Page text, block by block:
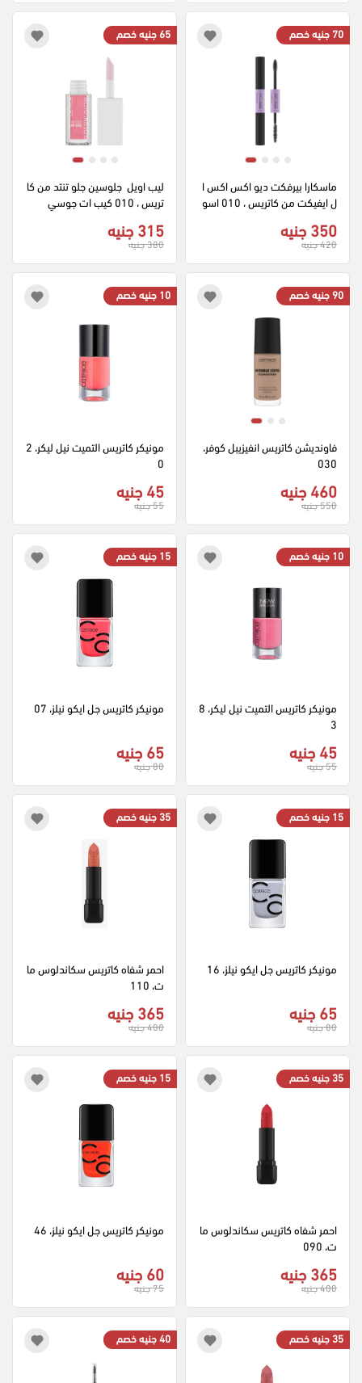
70 جنيه خصم
ماسكارا بيرفكت ديو اكس اكس ا
ل ايفيكت من كاتريس ، 010 اسو
350 جنيه
420 جنيه
65 جنيه خصم
ليب اويل  جلوسين جلو تنتد من كا
تريس ، 010 كيب ات جوسي
315 جنيه
380 جنيه
90 جنيه خصم
030
460 جنيه
550 جنيه
10 جنيه خصم
مونيكر كاتريس التميت نيل ليكر، 2
0
45 جنيه
55 جنيه
10 جنيه خصم
مونيكر كاتريس التميت نيل ليكر، 8
3
45 جنيه
55 جنيه
15 جنيه خصم
مونيكر كاتريس جل ايكو نيلز، 07
65 جنيه
80 جنيه
15 جنيه خصم
مونيكر كاتريس جل ايكو نيلز، 16
65 جنيه
80 جنيه
35 جنيه خصم
احمر شفاه كاتريس سكاندلوس ما
ت، 110
365 جنيه
400 جنيه
35 جنيه خصم
احمر شفاه كاتريس سكاندلوس ما
ت، 090
365 جنيه
400 جنيه
15 جنيه خصم
مونيكر كاتريس جل ايكو نيلز، 46
60 جنيه
75 جنيه
35 جنيه خصم 40 جنيه خصم